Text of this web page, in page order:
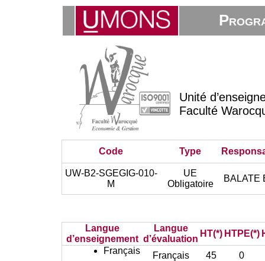
Unité
Faculté
Code Type
UW-B2-SGEGIG-010-
M
UE
Obligatoire
BALATE
Langue
d’enseignement
Langue
d’évaluation
HT(*) HTPE(*)
Français
Français 45 0